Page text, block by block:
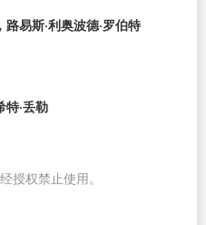
易斯·利奥波德·罗伯特
特·丢勒
授权禁止使用。